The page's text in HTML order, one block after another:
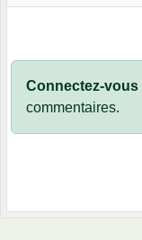
Connectez-vous
commentaires.